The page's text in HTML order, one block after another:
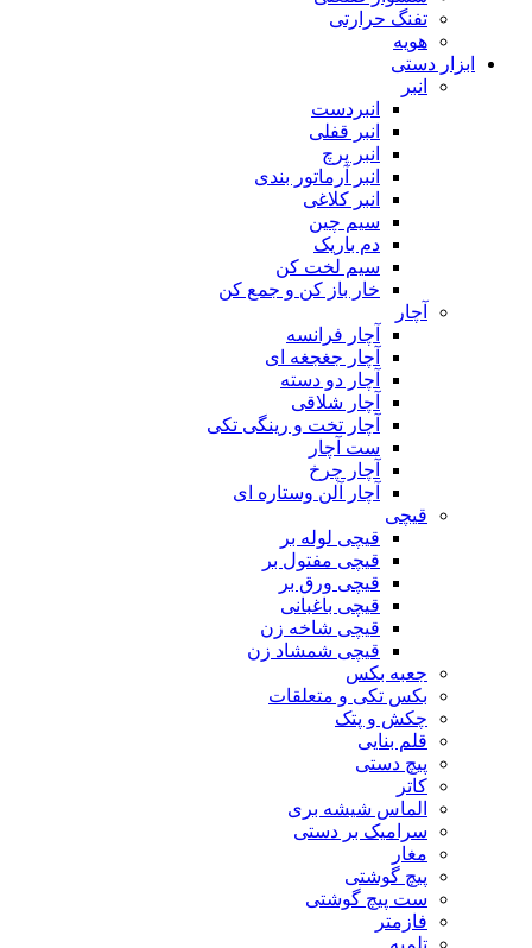
تفنگ حرارتی
هویه
ابزار دستی
انبر
انبردست
انبر قفلی
انبر پرچ
انبر آرماتور بندی
انبر کلاغی
سیم چین
دم باریک
سیم لخت کن
خار باز کن و جمع کن
آچار
آچار فرانسه
آچار جغجغه ای
آچار دو دسته
آچار شلاقی
آچار تخت و رینگی تکی
ست آچار
آچار چرخ
آچار آلن وستاره ای
قیچی
قیچی لوله بر
قیچی مفتول بر
قیچی ورق بر
قیچی باغبانی
قیچی شاخه زن
قیچی شمشاد زن
جعبه بکس
بکس تکی و متعلقات
چکش و پتک
قلم بنایی
پیچ دستی
کاتر
الماس شیشه بری
سرامیک بر دستی
مغار
پیچ گوشتی
ست پیچ گوشتی
فازمتر
تلمبه